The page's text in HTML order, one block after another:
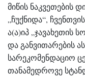
მიწის
„ჩუქნიდა“,
ა(ა)იპ „ჯავახეთის
და განვითარების
სარეკომენდაციო
თანამედროვე